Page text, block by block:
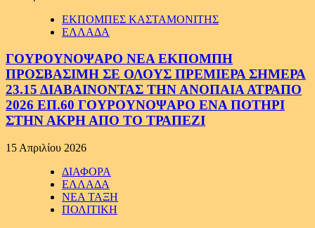
ΕΚΠΟΜΠΕΣ ΚΑΣΤΑΜΟΝΙΤΗΣ
ΕΛΛΑΔΑ
ΓΟΥΡΟΥΝΟΨΑΡΟ ΝΕΑ ΕΚΠΟΜΠΗ
ΠΡΟΣΒΑΣΙΜΗ ΣΕ ΟΛΟΥΣ ΠΡΕΜΙΕΡΑ ΣΗΜΕΡΑ
23.15 ΔΙΑΒΑΙΝΟΝΤΑΣ ΤΗΝ ΑΝΟΠΑΙΑ ΑΤΡΑΠΟ
2026 ΕΠ.60 ΓΟΥΡΟΥΝΟΨΑΡΟ ΕΝΑ ΠΟΤΗΡΙ
ΣΤΗΝ ΑΚΡΗ ΑΠΟ ΤΟ ΤΡΑΠΕΖΙ
15 Απριλίου 2026
ΔΙΑΦΟΡΑ
ΕΛΛΑΔΑ
ΝΕΑ ΤΑΞΗ
ΠΟΛΙΤΙΚΗ